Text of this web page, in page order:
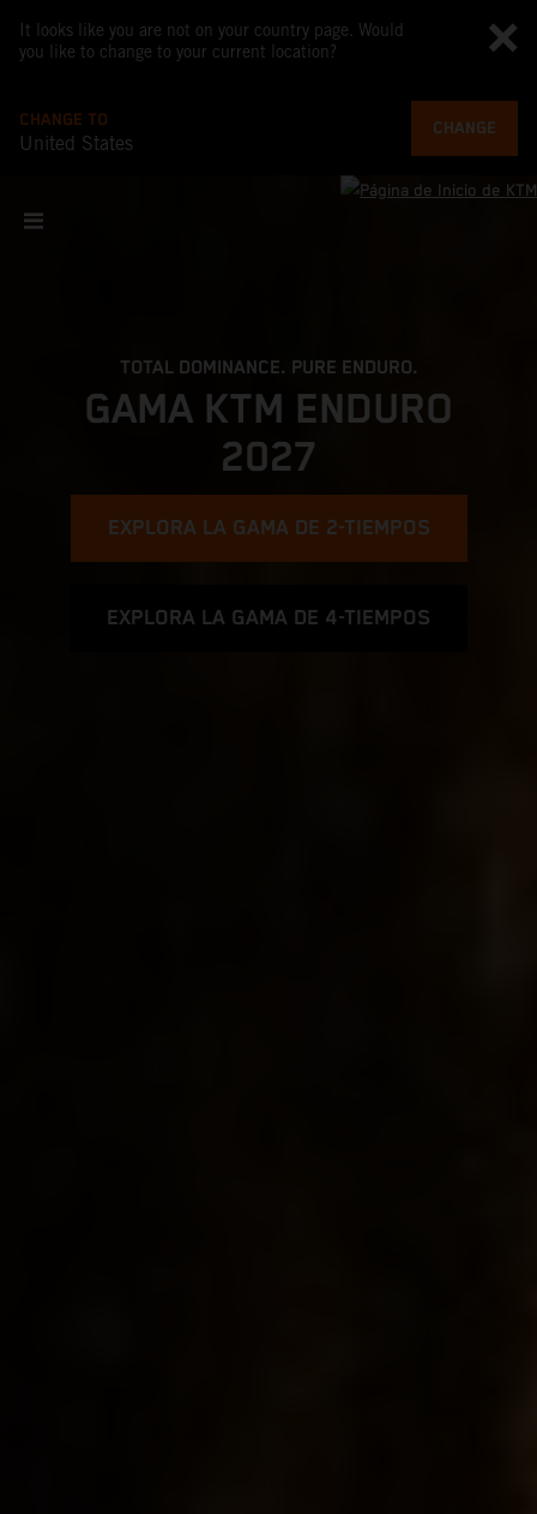
It looks like you are not on your country page. Would
you like to change to your current location?
CHANGE TO
United States
CHANGE
TOTAL DOMINANCE. PURE ENDURO.
GAMA KTM ENDURO
2027
EXPLORA LA GAMA DE 2-TIEMPOS
EXPLORA LA GAMA DE 4-TIEMPOS